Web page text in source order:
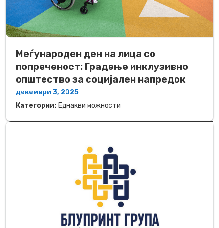
Меѓународен ден на лица со
попреченост: Градење инклузивно
општество за социјален напредок
декември 3, 2025
Категории: Еднакви можности